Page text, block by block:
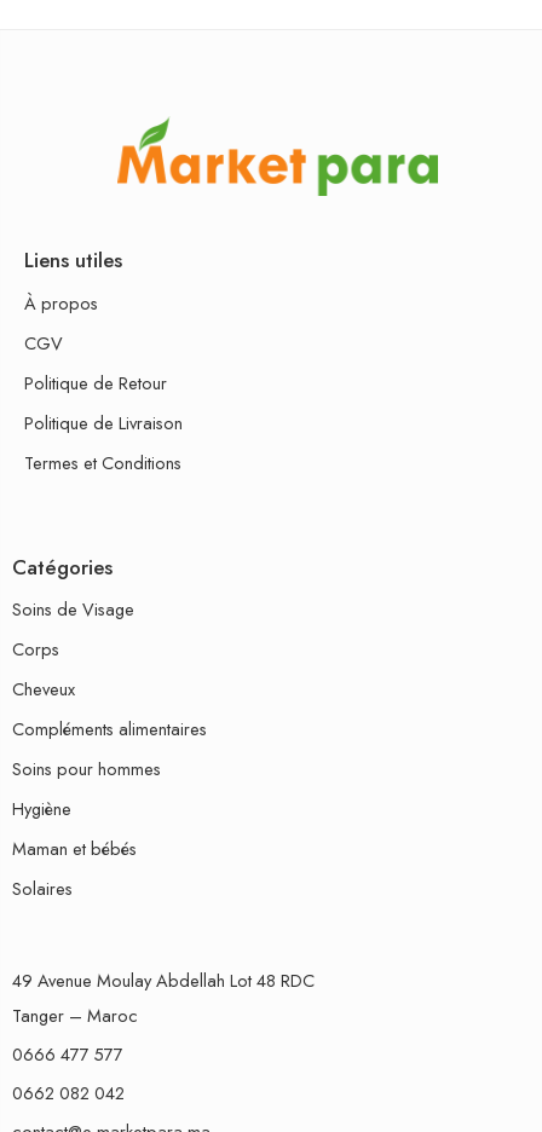
Liens utiles
À propos
CGV
Politique de Retour
Politique de Livraison
Termes et Conditions
Catégories
Soins de Visage
Corps
Cheveux
Compléments alimentaires
Soins pour hommes
Hygiène
Maman et bébés
Solaires
49 Avenue Moulay Abdellah Lot 48 RDC
Tanger – Maroc
0666 477 577
0662 082 042